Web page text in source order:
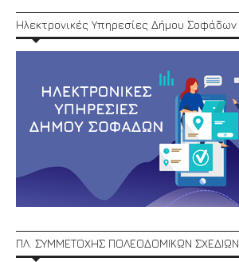
Ηλεκτρονικές Υπηρεσίες Δήμου Σοφάδων
ΠΛ. ΣΥΜΜΕΤΟΧΗΣ ΠΟΛΕΟΔΟΜΙΚΩΝ ΣΧΕΔΙΩΝ